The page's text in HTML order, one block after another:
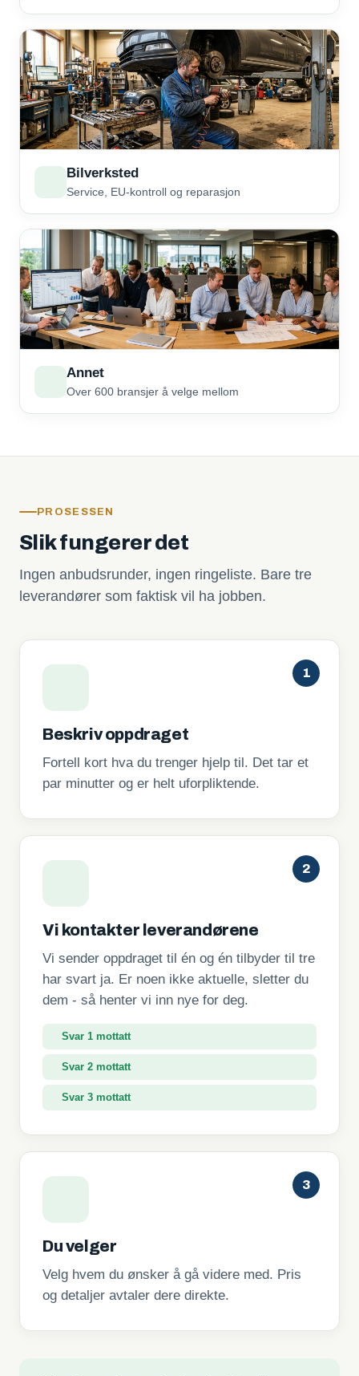
Bilverksted
Service, EU-kontroll og reparasjon
Annet
Over 600 bransjer å velge mellom
PROSESSEN
Slik fungerer det
Ingen anbudsrunder, ingen ringeliste. Bare tre
leverandører som faktisk vil ha jobben.
1
Beskriv oppdraget
Fortell kort hva du trenger hjelp til. Det tar et
par minutter og er helt uforpliktende.
2
Vi kontakter leverandørene
Vi sender oppdraget til én og én tilbyder til tre
har svart ja. Er noen ikke aktuelle, sletter du
dem - så henter vi inn nye for deg.
Svar 1 mottatt
Svar 2 mottatt
Svar 3 mottatt
3
Du velger
Velg hvem du ønsker å gå videre med. Pris
og detaljer avtaler dere direkte.